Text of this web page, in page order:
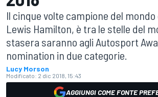
Il cinque volte campione del mondo
Lewis Hamilton, è tra le stelle del
stasera saranno agli Autosport
nomination in due categorie.
Lucy Morson
Modificato: 2 dic 2018, 15:43
AGGIUNGI COME FONTE